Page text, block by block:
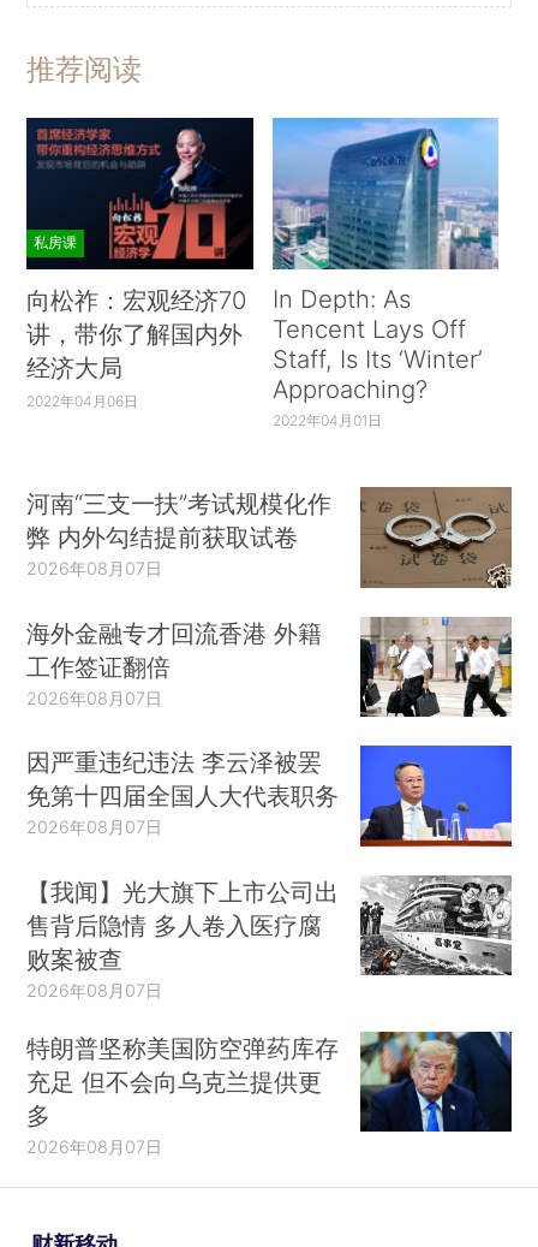
推荐阅读
私房课
向松祚：宏观经济70
讲，带你了解国内外
经济大局
2022年04月06日
In Depth: As
Tencent Lays Off
Staff, Is Its ‘Winter’
Approaching?
2022年04月01日
河南“三支一扶”考试规模化作
弊 内外勾结提前获取试卷
2026年08月07日
海外金融专才回流香港 外籍
工作签证翻倍
2026年08月07日
因严重违纪违法 李云泽被罢
免第十四届全国人大代表职务
2026年08月07日
【我闻】光大旗下上市公司出
售背后隐情 多人卷入医疗腐
败案被查
2026年08月07日
特朗普坚称美国防空弹药库存
充足 但不会向乌克兰提供更
多
2026年08月07日